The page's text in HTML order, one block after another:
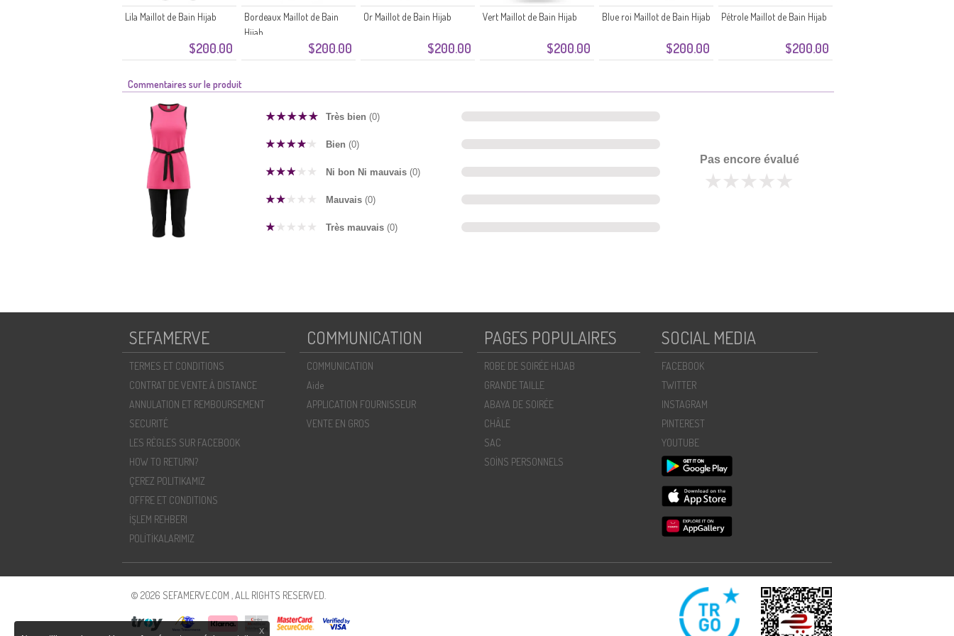
$200.00
Lila Maillot de Bain Hijab
$200.00
Bordeaux Maillot de Bain
Hijab
$200.00
Or Maillot de Bain Hijab
$200.00
Vert Maillot de Bain Hijab
$200.00
Blue roi Maillot de Bain Hijab
$200.00
Pétrole Maillot de Bain Hijab
Commentaires sur le produit
Très bien (0)
Bien (0)
Ni bon Ni mauvais (0)
Mauvais (0)
Très mauvais (0)
Pas encore évalué
SEFAMERVE
TERMES ET CONDITIONS
CONTRAT DE VENTE À DISTANCE
ANNULATION ET REMBOURSEMENT
SECURITÉ
LES RÈGLES SUR FACEBOOK
HOW TO RETURN?
ÇEREZ POLITIKAMIZ
OFFRE ET CONDITIONS
İŞLEM REHBERI
POLİTİKALARIMIZ
COMMUNICATION
COMMUNICATION
Aide
APPLICATION FOURNISSEUR
VENTE EN GROS
PAGES POPULAIRES
ROBE DE SOIRÉE HIJAB
GRANDE TAILLE
ABAYA DE SOIRÉE
CHÂLE
SAC
SOİNS PERSONNELS
SOCIAL MEDIA
FACEBOOK
TWITTER
INSTAGRAM
PINTEREST
YOUTUBE
© 2026 SEFAMERVE.COM , ALL RIGHTS RESERVED.
X